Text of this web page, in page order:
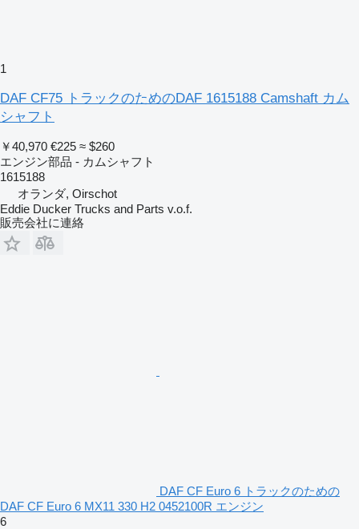
1
DAF CF75 トラックのためのDAF 1615188 Camshaft カム
シャフト
￥40,970 €225 ≈ $260
エンジン部品 - カムシャフト
1615188
オランダ, Oirschot
Eddie Ducker Trucks and Parts v.o.f.
販売会社に連絡
DAF CF Euro 6 トラックのための
DAF CF Euro 6 MX11 330 H2 0452100R エンジン
6